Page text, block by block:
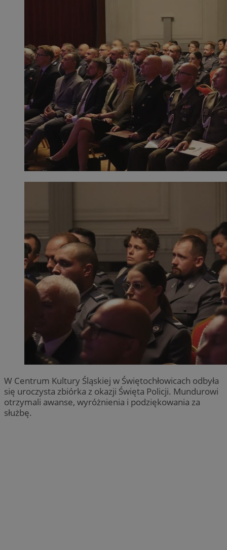
W Centrum Kultury Śląskiej w Świętochłowicach odbyła
się uroczysta zbiórka z okazji Święta Policji. Mundurowi
otrzymali awanse, wyróżnienia i podziękowania za
służbę.